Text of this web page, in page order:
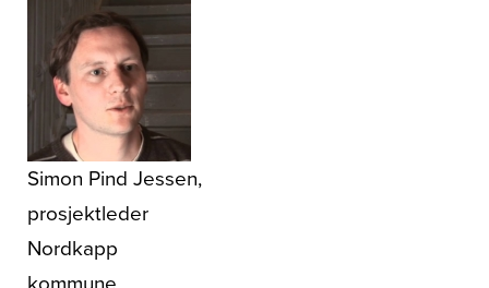
Simon Pind Jessen,
prosjektleder
Nordkapp